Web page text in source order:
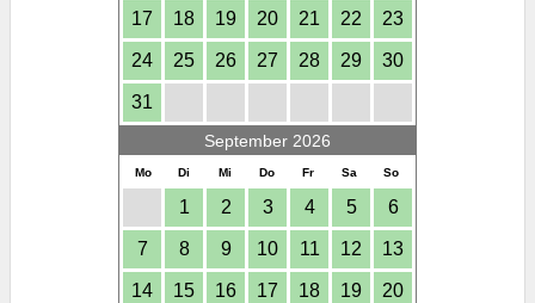
17 18 19 20 21 22 23
24 25 26 27 28 29 30
31
September 2026
Mo Di Mi Do Fr Sa So
1 2 3 4 5 6
7 8 9 10 11 12 13
14 15 16 17 18 19 20